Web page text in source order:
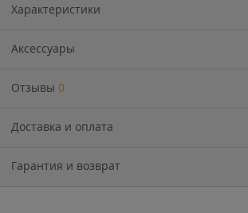
Характеристики
Аксессуары
Отзывы 0
Доставка и оплата
Гарантия и возврат